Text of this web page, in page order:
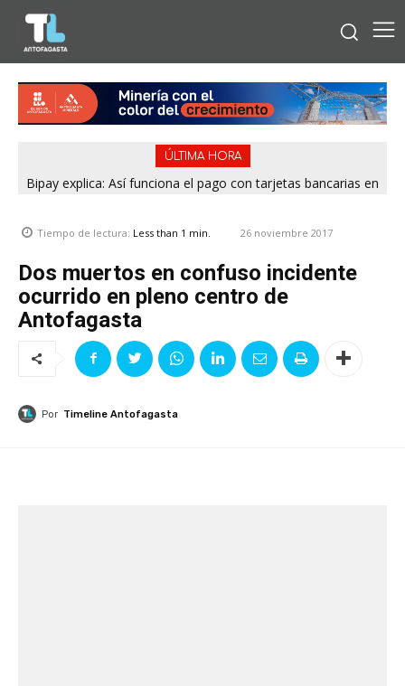
ÚLTIMA HORA
Bipay explica: Así funciona el pago con tarjetas bancarias en
Tiempo de lectura: Less than 1 min. 26 noviembre 2017
Dos muertos en confuso incidente
ocurrido en pleno centro de
Antofagasta
Por Timeline Antofagasta